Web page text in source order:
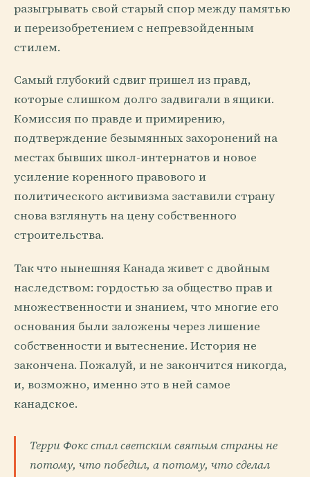
разыгрывать свой старый спор между памятью
и переизобретением с непревзойденным
стилем.
Самый глубокий сдвиг пришел из правд,
которые слишком долго задвигали в ящики.
Комиссия по правде и примирению,
подтверждение безымянных захоронений на
местах бывших школ-интернатов и новое
усиление коренного правового и
политического активизма заставили страну
снова взглянуть на цену собственного
строительства.
Так что нынешняя Канада живет с двойным
наследством: гордостью за общество прав и
множественности и знанием, что многие его
основания были заложены через лишение
собственности и вытеснение. История не
закончена. Пожалуй, и не закончится никогда,
и, возможно, именно это в ней самое
канадское.
Терри Фокс стал светским святым страны не
потому, что победил, а потому, что сделал